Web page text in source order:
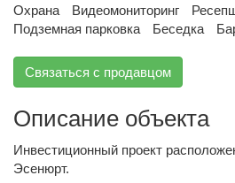
Охрана
Видеомониторинг
Подземная парковка
Беседка
Связаться с продавцом
Описание объекта
Инвестиционный проект
Эсенюрт.